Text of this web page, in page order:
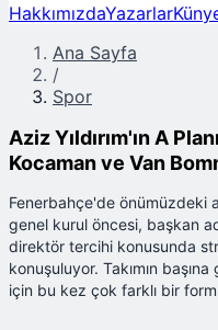
HakkımızdaYazarlar
Ana Sayfa
/
Spor
Aziz Yıldırım'ın A
Kocaman ve Van
Fenerbahçe'de önümüzdeki
genel kurul öncesi, başkan
direktör tercihi konusunda
konuşuluyor. Takımın
için bu kez çok farklı bir